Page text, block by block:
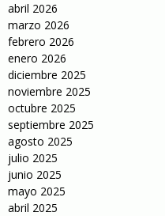
abril 2026
marzo 2026
febrero 2026
enero 2026
diciembre 2025
noviembre 2025
octubre 2025
septiembre 2025
agosto 2025
julio 2025
junio 2025
mayo 2025
abril 2025